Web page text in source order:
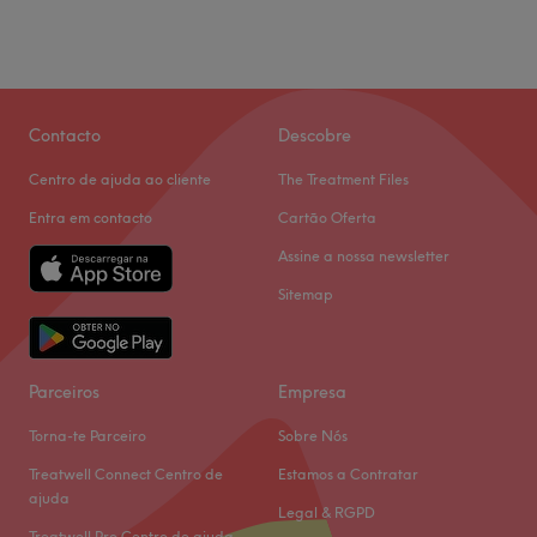
A equipa:
em constante formação, para poder oferece-te os
melhores tratamentos. Nós cumprimos os protocolos
sanitários de higienização e desinfecção.
Nosso espaço:
Ambiente: exclusivo e acolhedor.
Especializados em: beleza.
Go to venue
Contacto
Centro de ajuda ao cliente
Entra em contacto
Descobre
The Treatment Files
Cartão Oferta
Assine a nossa newsletter
Sitemap
Parceiros
Torna-te Parceiro
Treatwell Connect Centro de
ajuda
Empresa
Sobre Nós
Estamos a Contratar
Legal & RGPD